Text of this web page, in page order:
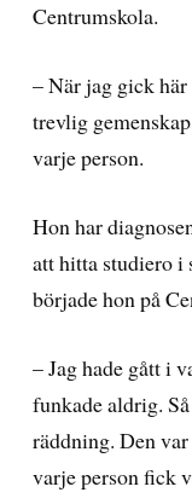
Centrumskola.
– När jag gick
trevlig
varje person.
Hon har
att hitta studiero i
började hon på
– Jag hade gått i
funkade aldrig.
räddning. Den
varje person fick